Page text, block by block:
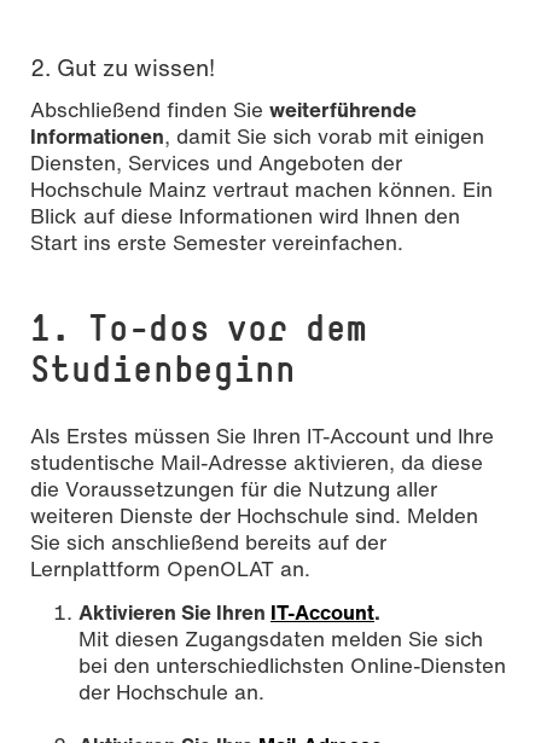
2. Gut zu wissen!
Abschließend finden Sie weiterführende
Informationen, damit Sie sich vorab mit einigen
Diensten, Services und Angeboten der
Hochschule Mainz vertraut machen können. Ein
Blick auf diese Informationen wird Ihnen den
Start ins erste Semester vereinfachen.
1. To-dos vor dem
Studienbeginn
Als Erstes müssen Sie Ihren IT-Account und Ihre
studentische Mail-Adresse aktivieren, da diese
die Voraussetzungen für die Nutzung aller
weiteren Dienste der Hochschule sind. Melden
Sie sich anschließend bereits auf der
Lernplattform OpenOLAT an.
Aktivieren Sie Ihren IT-Account.
Mit diesen Zugangsdaten melden Sie sich
bei den unterschiedlichsten Online-Diensten
der Hochschule an.